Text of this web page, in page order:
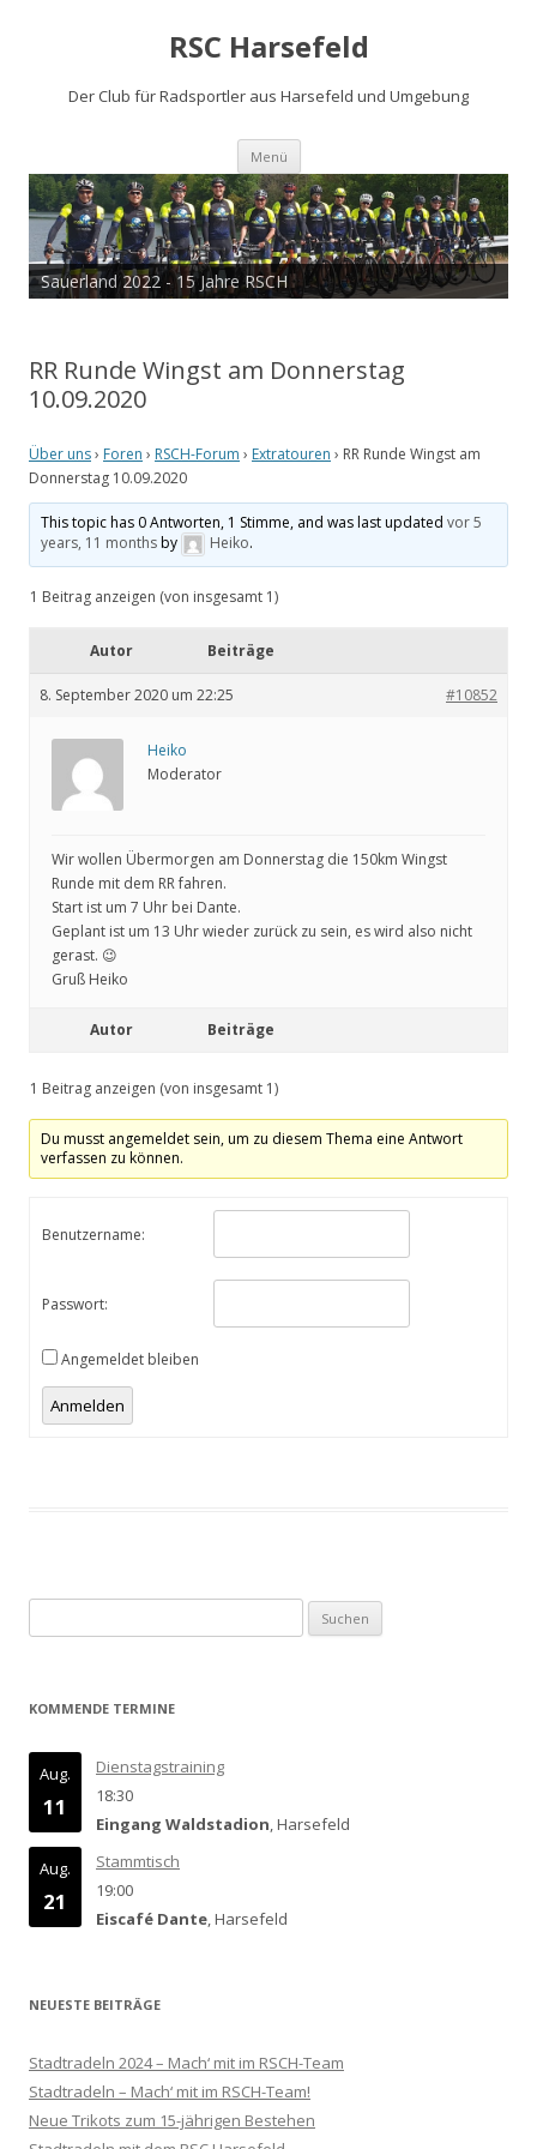
RSC Harsefeld
Der Club für Radsportler aus Harsefeld und Umgebung
Menü Zum
springen
Sauerland 2022 - 15 Jahre RSCH
RR Runde Wingst am Donnerstag
10.09.2020
Über uns› Foren › RSCH-Forum › Extratouren › RR Runde Wingst am
Donnerstag 10.09.2020
This topic has 0 Antworten, 1 Stimme, and was last updatedvor 5
years, 11 monthsby Heiko.
1 Beitrag anzeigen (von insgesamt 1)
Autor Beiträge
8. September 2020 um 22:25 #10852
Heiko
Moderator
Wir wollen Übermorgen am Donnerstag die 150km Wingst
Runde mit dem RR fahren.
Start ist um 7 Uhr bei Dante.
Geplant ist um 13 Uhr wieder zurück zu sein, es wird also nicht
gerast. 😉
Gruß Heiko
Autor Beiträge
1 Beitrag anzeigen (von insgesamt 1)
Du musst angemeldet sein, um zu diesem Thema eine Antwort
verfassen zu können.
Benutzername:
Passwort:
Angemeldet bleiben
Anmelden
nach:
KOMMENDE TERMINE
Aug.
11
Dienstagstraining
18:30
Eingang Waldstadion, Harsefeld
Aug.
21
Stammtisch
19:00
Eiscafé Dante, Harsefeld
NEUESTE BEITRÄGE
Stadtradeln 2024 – Mach‘ mit im RSCH-Team
Stadtradeln – Mach‘ mit im RSCH-Team!
Neue Trikots zum 15-jährigen Bestehen